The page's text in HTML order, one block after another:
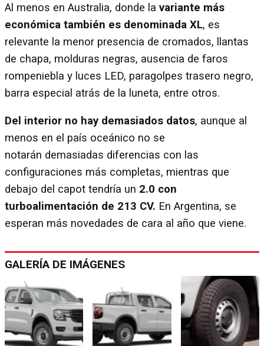
Al menos en Australia, donde la variante más
económica también es denominada XL, es
relevante la menor presencia de cromados, llantas
de chapa, molduras negras, ausencia de faros
rompeniebla y luces LED, paragolpes trasero negro,
barra especial atrás de la luneta, entre otros.
Del interior no hay demasiados datos, aunque al
menos en el país oceánico no se
notarán demasiadas diferencias con las
configuraciones más completas, mientras que
debajo del capot tendría un 2.0 con
turboalimentación de 213 CV. En Argentina, se
esperan más novedades de cara al año que viene.
GALERÍA DE IMÁGENES